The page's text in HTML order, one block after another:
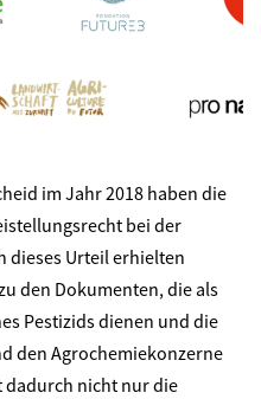
©
im Jahr 2018 haben die
bei der
dieses Urteil erhielten
den Dokumenten, die als
Pestizids dienen und die
den Agrochemiekonzerne
dadurch nicht nur die